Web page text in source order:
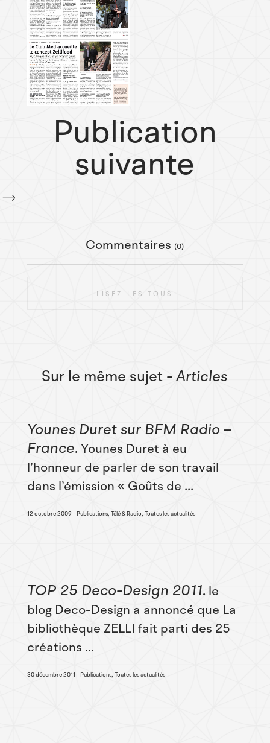
Publication
suivante
Commentaires (0)
LISEZ-LES TOUS
Sur le même sujet - Articles
Younes Duret sur BFM Radio –
France Younes Duret à eu
l’honneur de parler de son travail
dans l’émission « Goûts de ...
12 octobre 2009 Publications, Télé & Radio, Toutes les actualités
TOP 25 Deco-Design 2011 le
blog Deco-Design a annoncé que La
bibliothèque ZELLI fait parti des 25
créations ...
30 décembre 2011 Publications, Toutes les actualités